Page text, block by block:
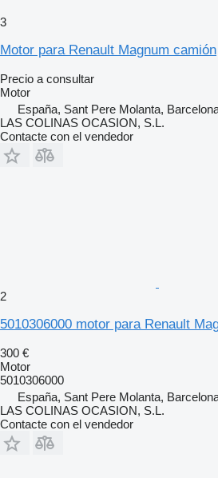
3
Motor para Renault Magnum camión
Precio a consultar
Motor
España, Sant Pere Molanta,
LAS COLINAS OCASION, S.L.
Contacte con el vendedor
2
5010306000 motor para Renault
300 €
Motor
5010306000
España, Sant Pere Molanta,
LAS COLINAS OCASION, S.L.
Contacte con el vendedor